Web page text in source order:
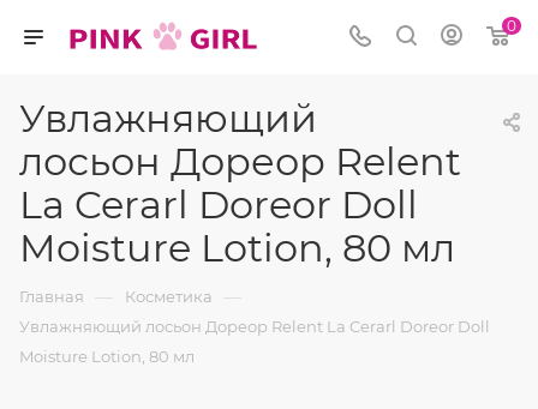
0
Увлажняющий
лосьон Дореор Relent
La Cerarl Doreor Doll
Moisture Lotion, 80 мл
Главная — Косметика —
Увлажняющий лосьон Дореор Relent La Cerarl Doreor Doll
Moisture Lotion, 80 мл